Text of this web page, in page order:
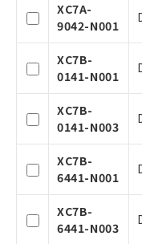
XC7A-
9042-N001
XC7B-
0141-N001
XC7B-
0141-N003
XC7B-
6441-N001
XC7B-
6441-N003
号
○
本サー
商品の
抜)を提
当社制
本サー
ことを
在庫状
記載し
タに基
覧され
準価格
了承く
正式な
様のお